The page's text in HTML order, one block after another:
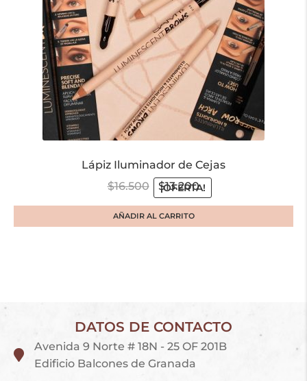
Lápiz Iluminador de Cejas
¡OFERTA!
$16.500 $13.200
AÑADIR AL CARRITO
DATOS DE CONTACTO
Avenida 9 Norte # 18N - 25 OF 201B
Edificio Balcones de Granada